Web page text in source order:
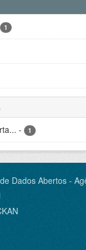
1
- 1
Dados Abertos -